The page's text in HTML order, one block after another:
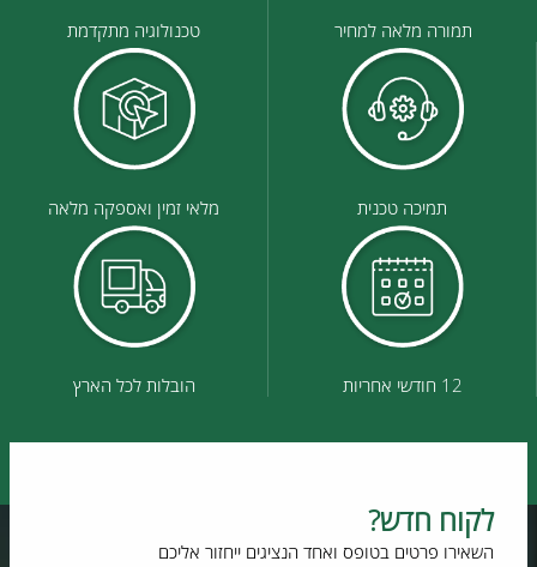
תמורה מלאה למחיר טכנולוגיה מתקדמת
תמיכה טכנית מלאי זמין ואספקה מלאה
12 חודשי אחריות הובלות לכל הארץ
לקוח חדש?
השאירו פרטים בטופס ואחד הנציגים ייחזור אליכם